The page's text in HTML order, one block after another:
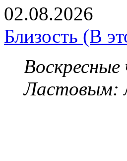
02.08.2026
Близость (В
Ластовым: